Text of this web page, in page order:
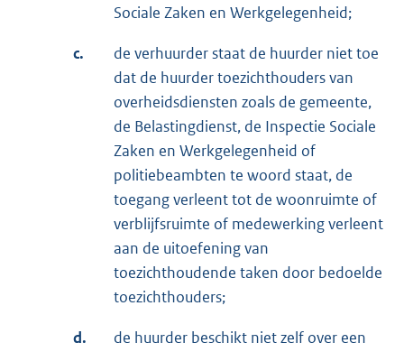
Sociale Zaken en Werkgelegenheid;
c.
de verhuurder staat de huurder niet toe
dat de huurder toezichthouders van
overheidsdiensten zoals de gemeente,
de Belastingdienst, de Inspectie Sociale
Zaken en Werkgelegenheid of
politiebeambten te woord staat, de
toegang verleent tot de woonruimte of
verblijfsruimte of medewerking verleent
aan de uitoefening van
toezichthoudende taken door bedoelde
toezichthouders;
d.
de huurder beschikt niet zelf over een